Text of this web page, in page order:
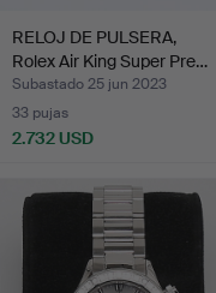
RELOJ DE PULSERA,
Rolex Air King Super Pre…
Subastado 25 jun 2023
33 pujas
2.732 USD